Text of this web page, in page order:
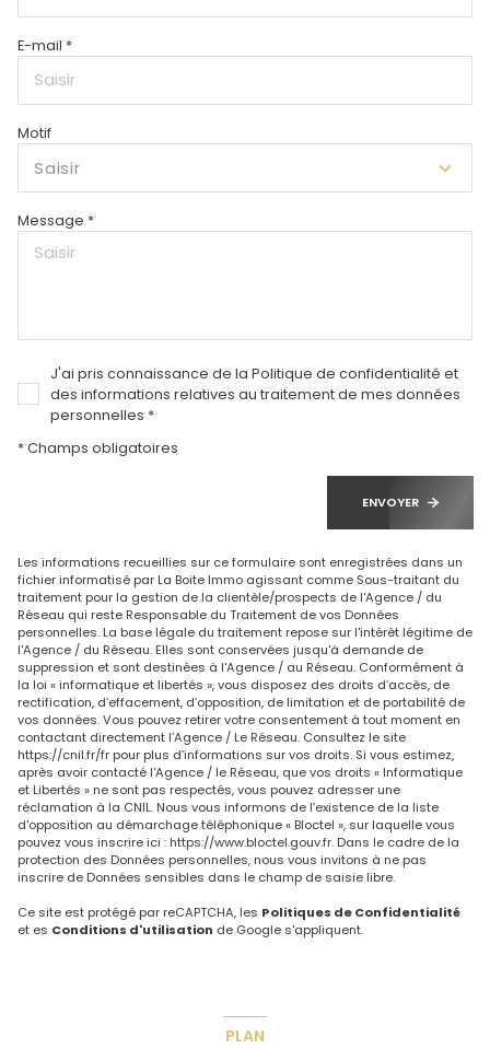
E-mail *
Motif
Saisir
Message *
J'ai pris connaissance de la Politique de confidentialité et
des informations relatives au traitement de mes données
personnelles *
* Champs obligatoires
ENVOYER
Les informations recueillies sur ce formulaire sont enregistrées dans un
fichier informatisé par La Boite Immo agissant comme Sous-traitant du
traitement pour la gestion de la clientèle/prospects de l'Agence / du
Réseau qui reste Responsable du Traitement de vos Données
personnelles. La base légale du traitement repose sur l'intérêt légitime de
l'Agence / du Réseau. Elles sont conservées jusqu'à demande de
suppression et sont destinées à l'Agence / au Réseau. Conformément à
la loi « informatique et libertés », vous disposez des droits d’accès, de
rectification, d’effacement, d’opposition, de limitation et de portabilité de
vos données. Vous pouvez retirer votre consentement à tout moment en
contactant directement l’Agence / Le Réseau. Consultez le site
https://cnil.fr/fr pour plus d’informations sur vos droits. Si vous estimez,
après avoir contacté l'Agence / le Réseau, que vos droits « Informatique
et Libertés » ne sont pas respectés, vous pouvez adresser une
réclamation à la CNIL. Nous vous informons de l’existence de la liste
d'opposition au démarchage téléphonique « Bloctel », sur laquelle vous
pouvez vous inscrire ici : https://www.bloctel.gouv.fr. Dans le cadre de la
protection des Données personnelles, nous vous invitons à ne pas
inscrire de Données sensibles dans le champ de saisie libre.
Ce site est protégé par reCAPTCHA, les Politiques de Confidentialité
et es Conditions d'utilisation de Google s'appliquent.
PLAN